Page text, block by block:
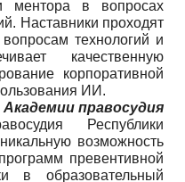
ментора в вопросах
Наставники проходят
технологий и
качественную
корпоративной
ИИ.
правосудия
Республики
возможность
превентивной
в образовательный